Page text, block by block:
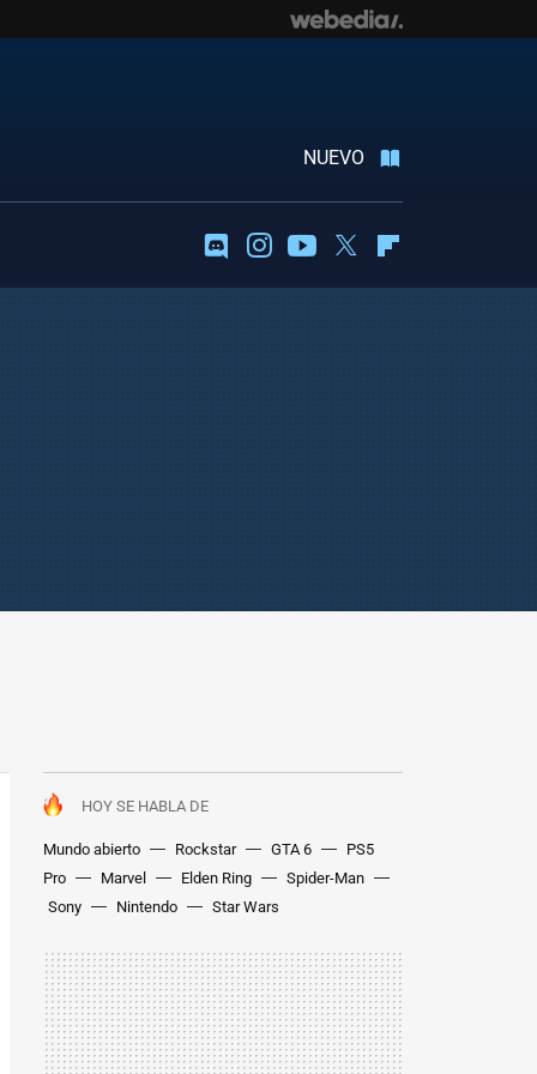
NUEVO
DiscordInstagramYoutubeTwitter
HOY SE HABLA DE
Mundo abierto Rockstar GTA 6
PS5
Pro
Marvel Elden Ring
Spider-Man
Sony
Nintendo Star Wars